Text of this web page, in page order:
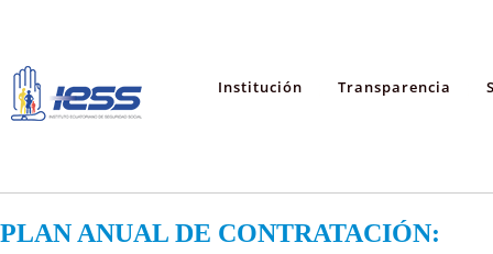
Institución Transparencia
PLAN ANUAL DE CONTRATACIÓN: